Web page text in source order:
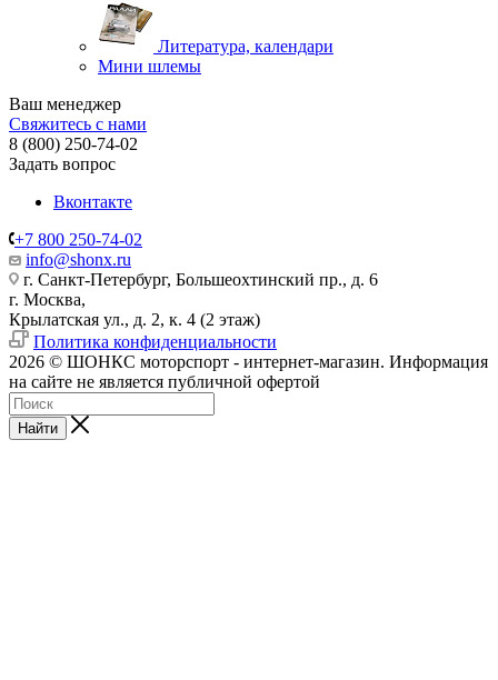
Литература, календари
Мини шлемы
Ваш менеджер
Свяжитесь с нами
8 (800) 250-74-02
Задать вопрос
Вконтакте
+7 800 250-74-02
info@shonx.ru
г. Санкт-Петербург, Большеохтинский пр., д. 6
г. Москва,
Крылатская ул., д. 2, к. 4 (2 этаж)
Политика конфиденциальности
2026 © ШОНКС моторспорт - интернет-магазин. Информация
на сайте не является публичной офертой
Найти